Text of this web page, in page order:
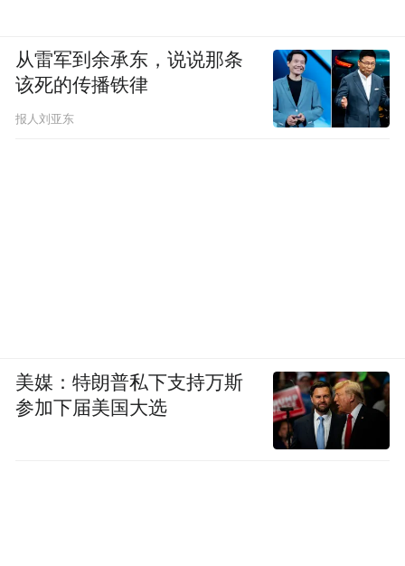
从雷军到余承东，说说那条
该死的传播铁律
报人刘亚东
美媒：特朗普私下支持万斯
参加下届美国大选